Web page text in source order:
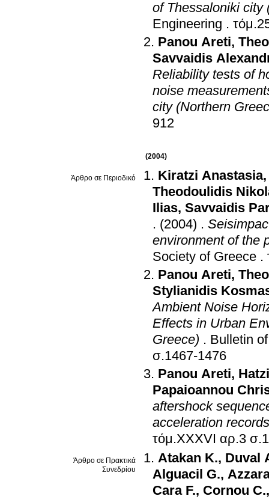
of Thessaloniki city
Engineering .
Panou Areti,
Savvaidis
Reliability tests of
noise
city (Northern
912
(2004)
Άρθρο σε Περιοδικό Kiratzi Anastasia
Theodoulidis
Ilias, Savvaidis
. (2004) .
environment of the
Society of Greece .
Panou Areti,
Stylianidis
Ambient Noise
Effects in Urban
Greece) . Bulletin
σ.1467-1476
Panou Areti,
Papaioannou
aftershock
acceleration records
Άρθρο σε Πρακτικά
Συνεδρίου
Atakan K., Duval
Alguacil G.,
Cara F., Cornou C.